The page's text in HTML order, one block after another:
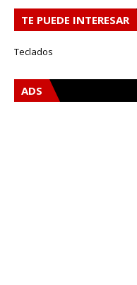
TE PUEDE INTERESAR
Teclados
ADS